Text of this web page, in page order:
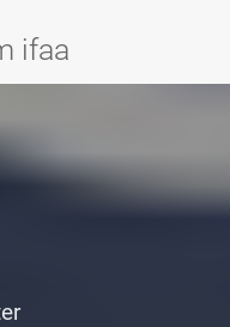
ifaa